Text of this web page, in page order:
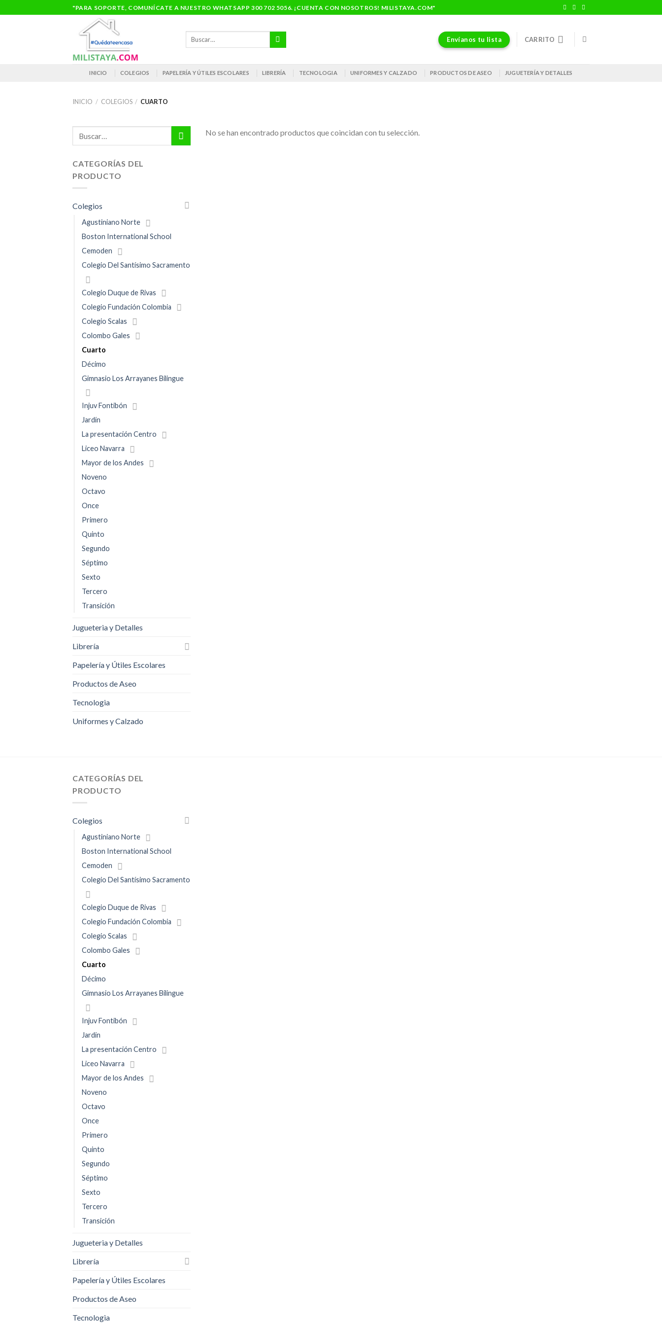
al
"PARA SOPORTE, COMUNÍCATE A NUESTRO WHATSAPP 300 702 5056. ¡CUENTA CON NOSOTROS! MILISTAYA.COM"
Buscar
Envíanos tu lista CARRITO
INICIO COLEGIOS PAPELERÍA Y ÚTILES ESCOLARES LIBRERÍA TECNOLOGIA UNIFORMES Y CALZADO PRODUCTOS DE ASEO JUGUETERÍA Y DETALLES
INICIO / COLEGIOS / CUARTO
CATEGORÍAS DEL
PRODUCTO
Colegios
Agustiniano Norte
Boston International School
Cemoden
Colegio Del Santísimo Sacramento
Colegio Duque de Rivas
Colegio Fundación Colombia
Colegio Scalas
Colombo Gales
Cuarto
Décimo
Gimnasio Los Arrayanes Bilingue
Injuv Fontibón
Jardín
La presentación Centro
Liceo Navarra
Mayor de los Andes
Noveno
Octavo
Once
Primero
Quinto
Segundo
Séptimo
Sexto
Tercero
Transición
Jugueteria y Detalles
Librería
Papelería y Útiles Escolares
Productos de Aseo
Tecnologia
Uniformes y Calzado
No se han encontrado productos que coincidan con tu selección.
CATEGORÍAS DEL
PRODUCTO
Colegios
Agustiniano Norte
Boston International School
Cemoden
Colegio Del Santísimo Sacramento
Colegio Duque de Rivas
Colegio Fundación Colombia
Colegio Scalas
Colombo Gales
Cuarto
Décimo
Gimnasio Los Arrayanes Bilingue
Injuv Fontibón
Jardín
La presentación Centro
Liceo Navarra
Mayor de los Andes
Noveno
Octavo
Once
Primero
Quinto
Segundo
Séptimo
Sexto
Tercero
Transición
Jugueteria y Detalles
Librería
Papelería y Útiles Escolares
Productos de Aseo
Tecnologia